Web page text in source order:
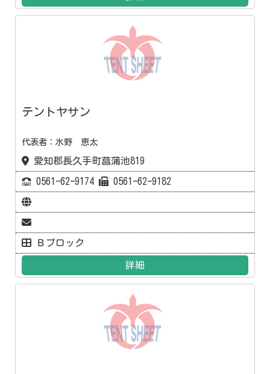
テントヤサン
代表者：水野 恵太
愛知郡長久手町菖蒲池819
0561ｰ62ｰ9174 0561ｰ62ｰ9182
Ｂブロック
詳細